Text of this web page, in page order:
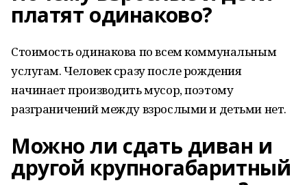
платят одинаково?
Стоимость одинакова по всем коммунальным
услугам. Человек сразу после рождения
начинает производить мусор, поэтому
разграничений между взрослыми и детьми нет.
Можно ли сдать диван и
другой крупногабаритный